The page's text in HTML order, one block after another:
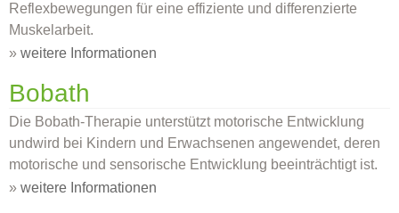
Reflexbewegungen für eine effiziente und differenzierte
Muskelarbeit.
» weitere Informationen
Bobath
Die Bobath-Therapie unterstützt motorische Entwicklung
undwird bei Kindern und Erwachsenen angewendet, deren
motorische und sensorische Entwicklung beeinträchtigt ist.
» weitere Informationen